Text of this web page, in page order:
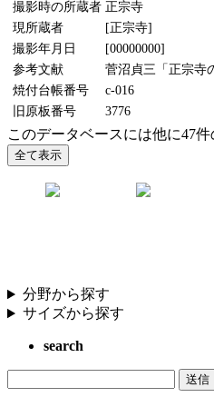
撮影時の所蔵者 正宗寺
現所蔵者
[正宗寺]
撮影年月日
[00000000]
参考文献
菅沼貞三「正宗寺
焼付台帳番号
c-016
旧原板番号
3776
このデータベースには他に47
分野から探す
サイズから探す
search